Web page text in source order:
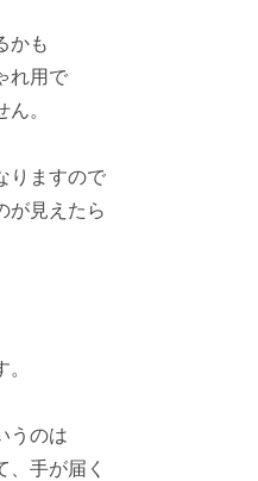
かも
れ用 で
ん。
りますので
が見えたら
。
うのは
、 手が届く